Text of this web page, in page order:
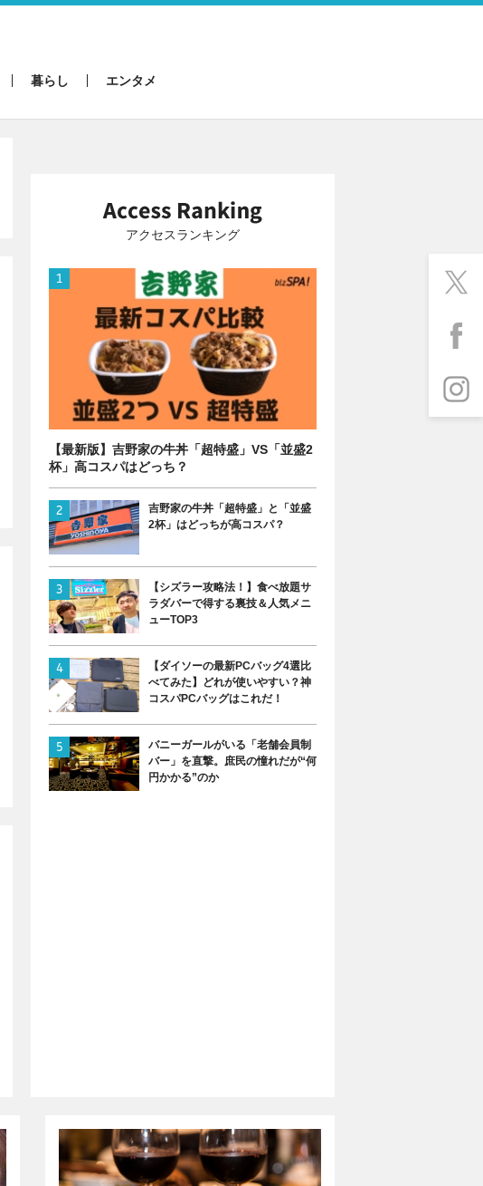
暮らし エンタメ
アクセスランキング
【最新版】吉野家の牛丼「超特盛」VS「並盛2
杯」高コスパはどっち？
吉野家の牛丼「超特盛」と「並盛
2杯」はどっちが高コスパ？
【シズラー攻略法！】食べ放題サ
ラダバーで得する裏技＆人気メニ
ューTOP3
【ダイソーの最新PCバッグ4選比
べてみた】どれが使いやすい？神
コスパPCバッグはこれだ！
バニーガールがいる「老舗会員制
バー」を直撃。庶民の憧れだが“何
円かかる”のか